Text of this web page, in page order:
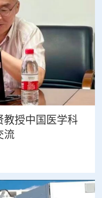
教授中国医学科
流